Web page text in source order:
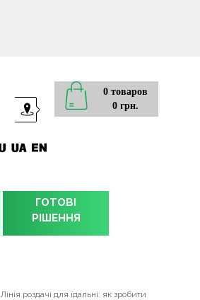
0 товаров
0 грн.
ГОТОВІ
РІШЕННЯ
Лінія роздачі для їдальні: як зробити